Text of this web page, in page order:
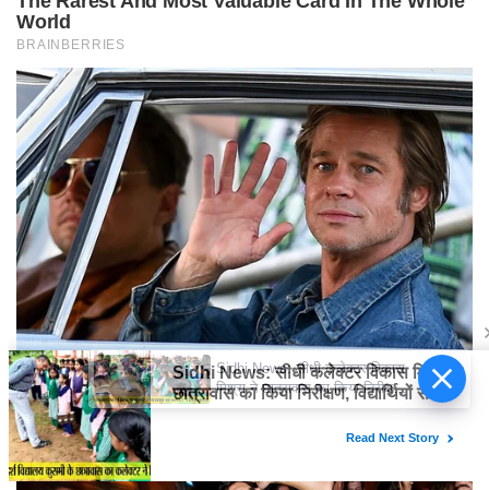
Sidhi News: सीधी कलेक्टर विकास
मिश्रा ने छात्रावास का किया निरीक्षण,
विद्यार्थियों संग किया रात्रि भोजन